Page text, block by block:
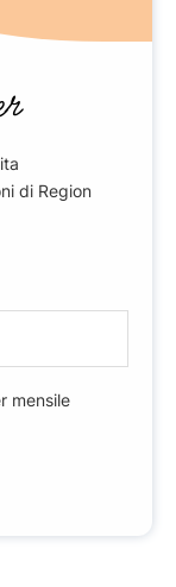
di Region
mensile